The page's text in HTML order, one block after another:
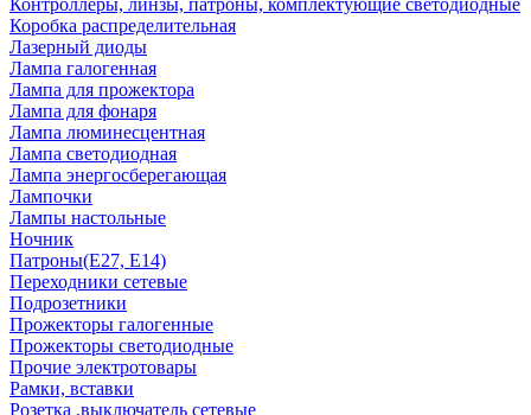
Контроллеры, линзы, патроны, комплектующие светодиодные
Коробка распределительная
Лазерный диоды
Лампа галогенная
Лампа для прожектора
Лампа для фонаря
Лампа люминесцентная
Лампа светодиодная
Лампа энергосберегающая
Лампочки
Лампы настольные
Ночник
Патроны(Е27, Е14)
Переходники сетевые
Подрозетники
Прожекторы галогенные
Прожекторы светодиодные
Прочие электротовары
Рамки, вставки
Розетка ,выключатель сетевые